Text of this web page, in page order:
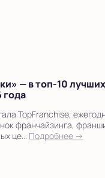
— в топ‑10
года
TopFranchise,
франчайзинга,
це... Подробнее →